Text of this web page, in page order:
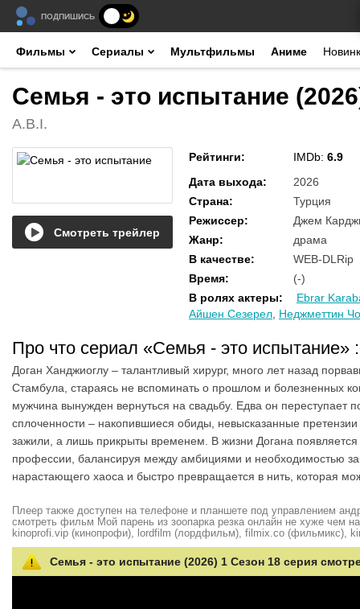
ПОДПИШИСЬ
Фильмы Сериалы Мультфильмы Аниме
Семья - это испытание
A.B.I.
Смотреть трейлер
Рейтинги: IMDb: 6.9
Дата выхода:
2026
Страна:
Турция
Режиссер:
Джем
Жанр:
драма
В качестве:
WEB-DLRip
Время:
(-)
В ролях актеры:
Ebrar
Айшен Сезерел Неджметтин
Про что сериал «Семья - это испытание» :
Доган Ханджиоглу – талантливый хирург, много лет назад
Стамбула, стараясь не вспоминать о прошлом и болезненных
мужчина вынужден вернуться на свадьбу. Едва он
сплоченности – накопившиеся обиды, невысказанные
зажили, а лишь прикрыты временем. В жизни Догана
профессии, балансируя между амбициями и необходимостью
нарастающего хаоса и быстро превращается в нить, которая
Плеер также доступен на телефоне и планшете под управлением
смотреть фильм Мой парень из зоопарка резка онлайн не хуже чем
kinoprofi.vip (кинопрофи), lordfilm (лордфильм), filmix.co (фильмикс),
Семья - это испытание (2026) 1 Сезон 18 серия